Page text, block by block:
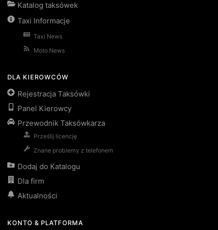
Katalog taksówek
Taxi Informacje
Taxi News
Moto News
DLA KIEROWCÓW
Rejestracja Taksówki
Panel Kierowcy
Przewodnik Taksówkarza
Prześlij licencję
Znane problemy z telefonem
Dodaj do Katalogu
Dla firm
Aktualności
KONTO & PLATFORMA